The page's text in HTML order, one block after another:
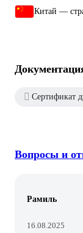
Китай —
Сертификат
Вопросы и
Рамиль
16.08.2025